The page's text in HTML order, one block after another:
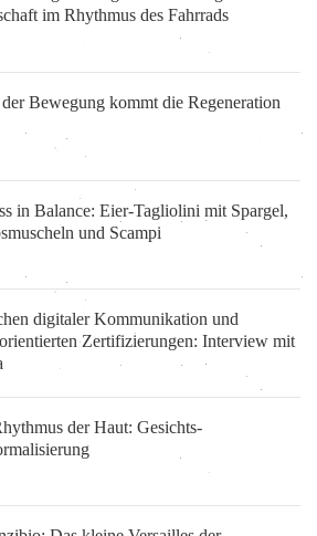
im Rhythmus des Fahrrads
Bewegung kommt die Regeneration
in Balance: Eier-Tagliolini mit Spargel,
und Scampi
digitaler Kommunikation und
Zertifizierungen: Interview mit
der Haut: Gesichts-